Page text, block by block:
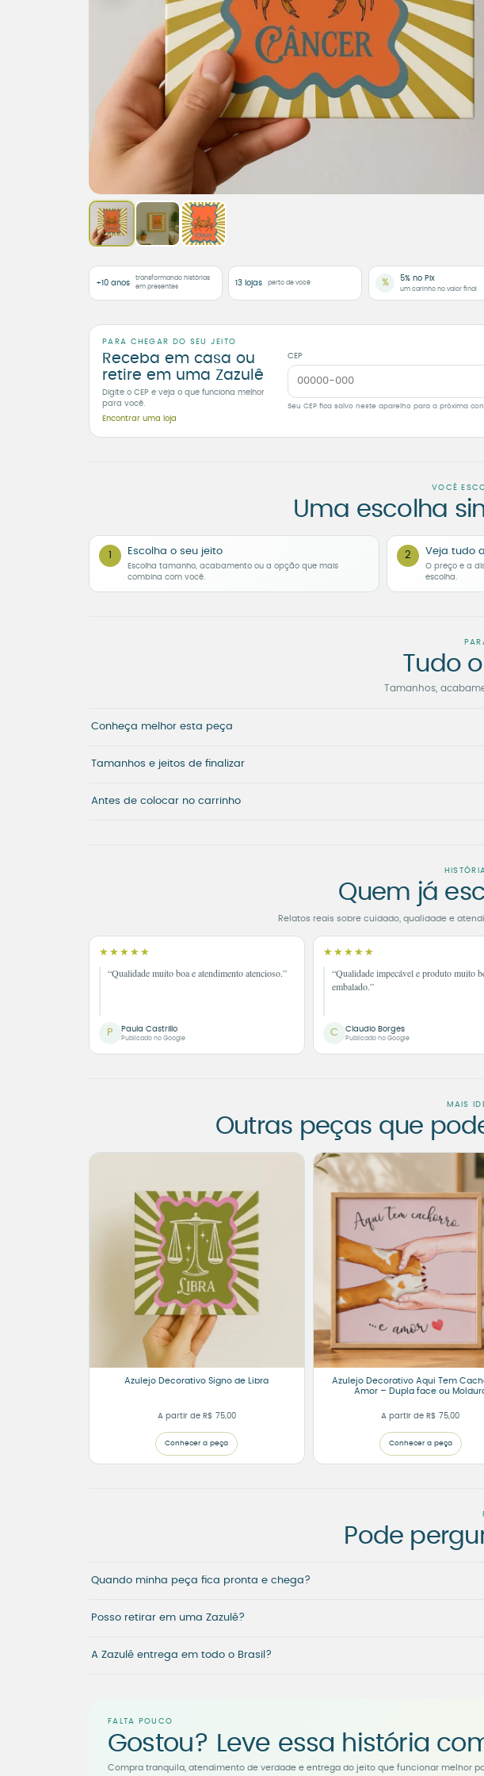
+10 anos
transformando histórias
em presentes
13 lojas perto de você % 5% no Pix
um carinho no valor final
PARA CHEGAR DO SEU JEITO
Receba em casa ou
retire em uma Zazulê
Digite o CEP e veja o que funciona melhor
para você.
Encontrar uma loja
CEP
Seu CEP fica salvo neste aparelho para a próxima
VOCÊ
Uma escolha
1 Escolha o seu jeito
Escolha tamanho, acabamento ou a opção que mais
combina com você.
2 Veja tudo
O preço e a
escolha.
Tudo
Tamanhos,
Conheça melhor esta peça
Tamanhos e jeitos de finalizar
Antes de colocar no carrinho
Quem já
Relatos reais sobre cuidado, qualidade e
★★★★★
“Qualidade muito boa e atendimento atencioso.”
P Paula Castrillo
Publicado no Google
★★★★★
“Qualidade impecável e produto muito
embalado.”
C Claudio Borges
Publicado no Google
MAIS
Outras peças que
Azulejo Decorativo Signo de Libra
A partir de R$ 75,00
Conhecer a peça
Azulejo Decorativo Aqui Tem
Amor – Dupla face ou
A partir de R$ 75,00
Conhecer a peça
Pode
Quando minha peça fica pronta e chega?
Posso retirar em uma Zazulê?
A Zazulê entrega em todo o Brasil?
FALTA POUCO
Gostou? Leve essa história
Compra tranquila, atendimento de verdade e entrega do jeito que funcionar melhor